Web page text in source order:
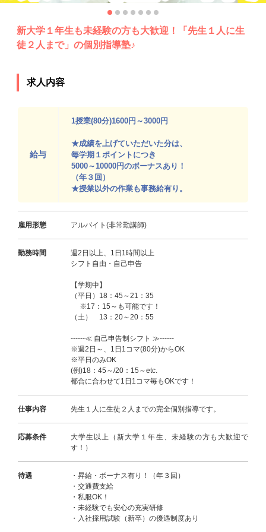
新大学１年生も未経験の方も大歓迎！「先生１人に生
徒２人まで」の個別指導塾♪
求人内容
給与
1授業(80分)1600円～3000円
★成績を上げていただいた分は、
毎学期１ポイントにつき
5000～10000円のボーナスあり！
（年３回）
★授業以外の作業も事務給有り。
雇用形態 アルバイト(非常勤講師)
勤務時間
週2日以上、1日1時間以上
シフト自由・自己申告
【学期中】
（平日）18：45～21：35
※17：15～も可能です！
（土） 13：20～20：55
------≪ 自己申告制シフト ≫------
※週2日～、1日1コマ(80分)からOK
※平日のみOK
(例)18：45～/20：15～etc.
都合に合わせて1日1コマ毎もOKです！
仕事内容 先生１人に生徒２人までの完全個別指導です。
応募条件
大学生以上（新大学１年生、未経験の方も大歓迎で
す！）
待遇
・昇給・ボーナス有り！（年３回）
・交通費支給
・私服OK！
・未経験でも安心の充実研修
・入社採用試験（新卒）の優遇制度あり